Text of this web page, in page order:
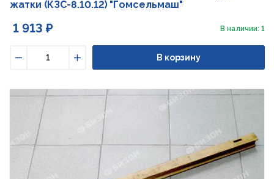
жатки (КЗС-8.10.12) "Гомсельмаш"
1 913 ₽ В наличии: 1
Увеличить
В корзину